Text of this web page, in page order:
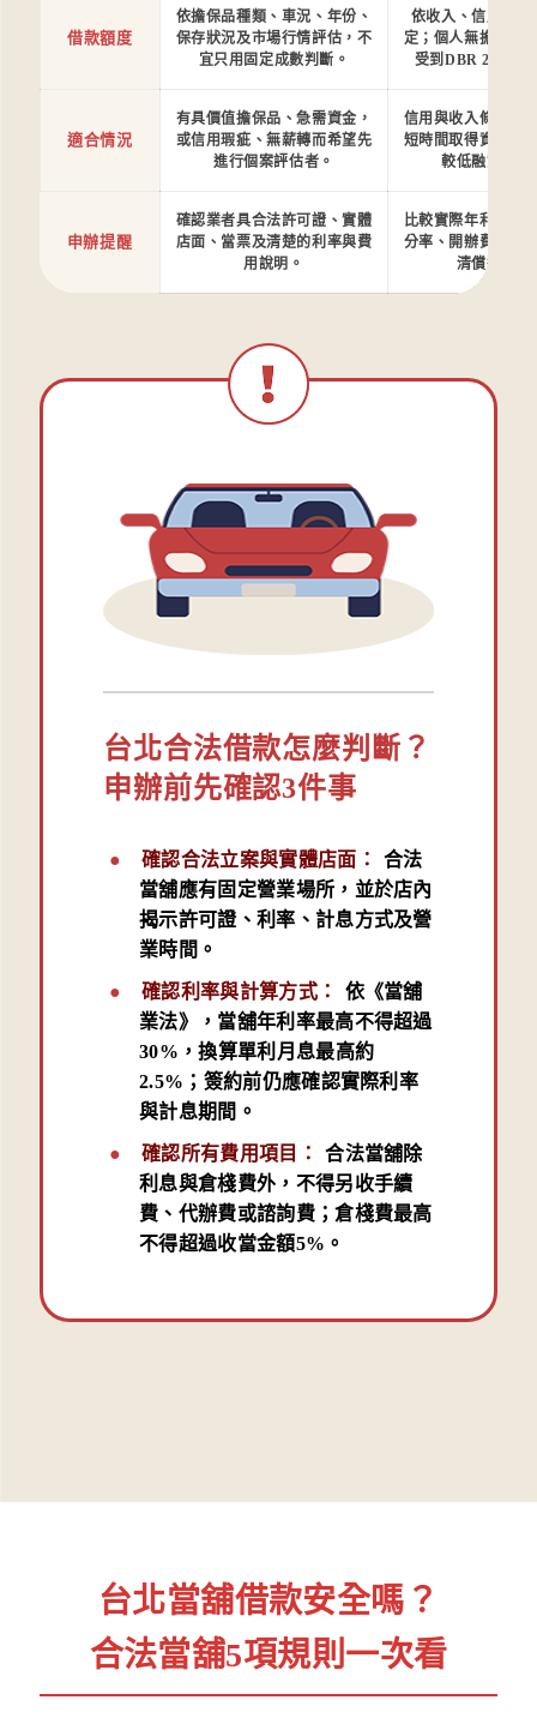
借款額度
依擔保品種類、車況、年份、
保存狀況及市場行情評估，不
宜只用固定成數判斷。
依收入、信用與負
定；個人無擔保債
受到DBR 22倍規
適合情況
有具價值擔保品、急需資金，
或信用瑕疵、無薪轉而希望先
進行個案評估者。
信用與收入條件穩
短時間取得資金，
較低融資成本
申辦提醒
確認業者具合法許可證、實體
店面、當票及清楚的利率與費
用說明。
比較實際年利率、
分率、開辦費、綁
清償違約金
台北合法借款怎麼判斷？
申辦前先確認3件事
確認合法立案與實體店面：
合法
當舖應有固定營業場所，並於店內
揭示許可證、利率、計息方式及營
業時間。
確認利率與計算方式：
依《當舖
業法》，當舖年利率最高不得超過
30%，換算單利月息最高約
2.5%；簽約前仍應確認實際利率
與計息期間。
確認所有費用項目：
合法當舖除
利息與倉棧費外，不得另收手續
費、代辦費或諮詢費；倉棧費最高
不得超過收當金額5%。
台北當舖借款安全嗎？
合法當舖5項規則一次看